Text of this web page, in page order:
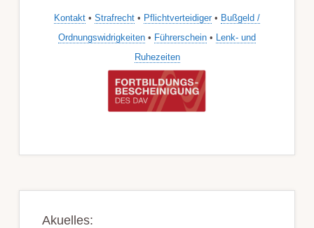
Kontakt • Strafrecht • Pflichtverteidiger • Bußgeld /
Ordnungswidrigkeiten • Führerschein •
Lenk- und
Ruhezeiten
Akuelles: